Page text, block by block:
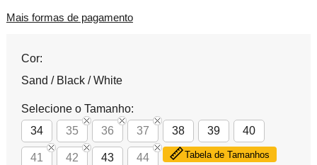
Mais formas de pagamento
Cor:
Sand / Black / White
Selecione o Tamanho:
34
35 36 37 38 39 40
41 42 43 44 Tabela de Tamanhos